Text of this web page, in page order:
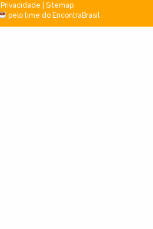
Privacidade
Sitemap
pelo time do EncontraBrasil